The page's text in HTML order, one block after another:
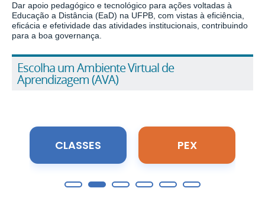
Dar apoio pedagógico e tecnológico para ações voltadas à
Educação a Distância (EaD) na UFPB, com vistas à eficiência,
eficácia e efetividade das atividades institucionais, contribuindo
para a boa governança.
Escolha um Ambiente Virtual de
Aprendizagem (AVA)